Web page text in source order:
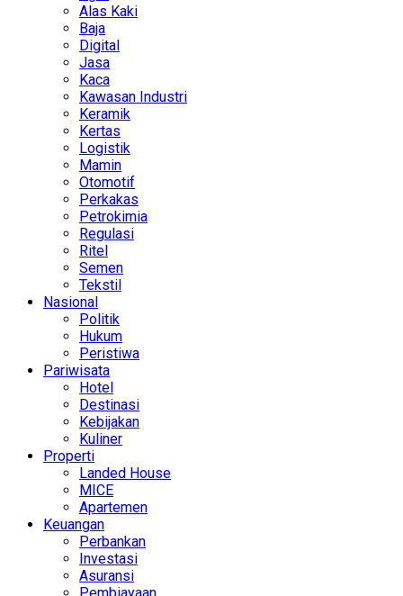
Alas Kaki
Baja
Digital
Jasa
Kaca
Kawasan Industri
Keramik
Kertas
Logistik
Mamin
Otomotif
Perkakas
Petrokimia
Regulasi
Ritel
Semen
Tekstil
Nasional
Politik
Hukum
Peristiwa
Pariwisata
Hotel
Destinasi
Kebijakan
Kuliner
Properti
Landed House
MICE
Apartemen
Keuangan
Perbankan
Investasi
Asuransi